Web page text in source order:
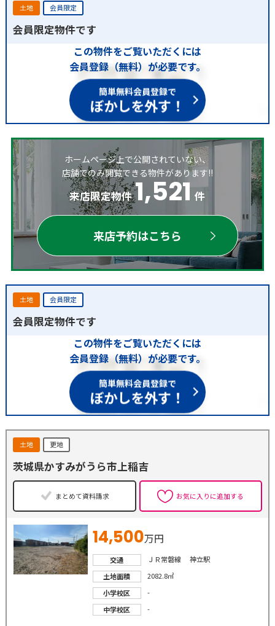
土地 会員限定
会員限定物件です
この物件をご覧いただくには
会員登録（無料）が必要です。
簡単無料会員登録で
ぼかしを外す！
ホームページ上で公開されていない、
店舗でのみ閲覧できる物件があります!!
来店限定物件 1,521 件
来店予約はこちら
土地 会員限定
会員限定物件です
この物件をご覧いただくには
会員登録（無料）が必要です。
簡単無料会員登録で
ぼかしを外す！
土地 更地
茨城県かすみがうら市上稲吉
まとめて資料請求 お気に入りに追加する
14,500万円
交通
ＪＲ常磐線 神立駅
土地面積
2082.8㎡
小学校区
-
中学校区
-